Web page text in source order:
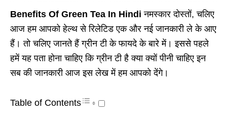
Benefits Of Green Tea In Hindiनमस्कार दोस्तों, चलिए
आज हम आपको हेल्थ से रिलेटिड एक और नई जानकारी ले के आए
हैं। तो चलिए जानते हैं ग्रीन टी के फायदे के बारे में। इससे पहले
हमें यह पता होना चाहिए कि ग्रीन टी है क्या क्यों पीनी चाहिए इन
सब की जानकारी आज इस लेख में हम आपको देंगे।
Table of Contents